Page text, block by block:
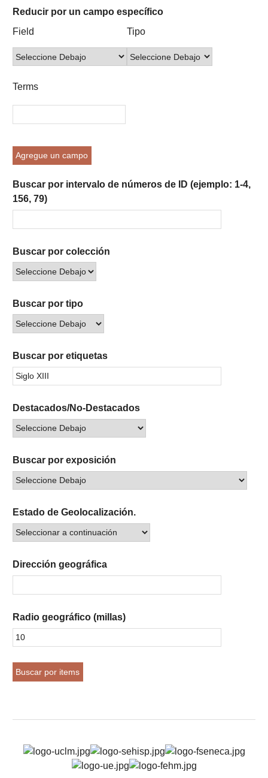
of
rows
in
por
un
campo
Reducir por un campo específico
Campo
búsqueda
Tipo
búsqueda
Términos
búsqueda
Ensamblador
Búsqueda
Field Tipo
Terms
Agregue un campo
Buscar por intervalo de números de ID (ejemplo: 1-4,
156, 79)
Buscar por colección
Buscar por tipo
Buscar por etiquetas
Destacados/No-Destacados
Buscar por exposición
Estado de Geolocalización.
Dirección geográfica
Radio geográfico (millas)